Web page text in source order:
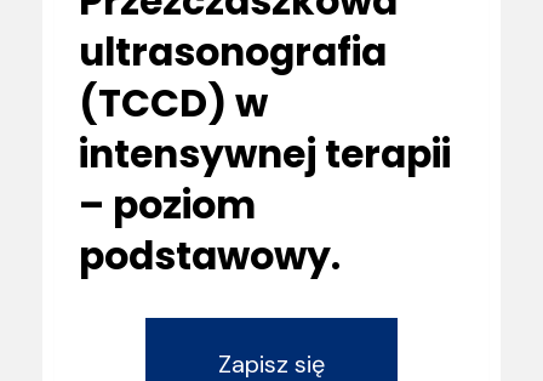
ultrasonografia
(TCCD) w
intensywnej terapii
– poziom
podstawowy.
Zapisz się